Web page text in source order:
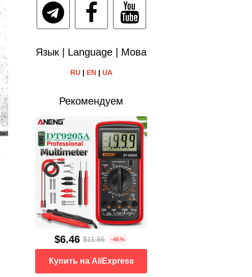
Язык | Language | Мова
RU| EN| UA
Рекомендуем
$6.46 $11.86 -45%
Купить на AliExpress